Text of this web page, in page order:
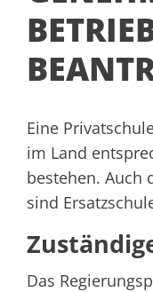
Eine
im Land
bestehen. Auch
sind
Das